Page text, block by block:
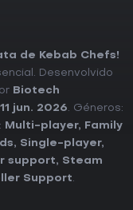
de Kebab Chefs!
Desenvolvido
Biotech
11 jun. 2026. Géneros:
Multi-player,
Family
, Single-player,
support, Steam
Support.